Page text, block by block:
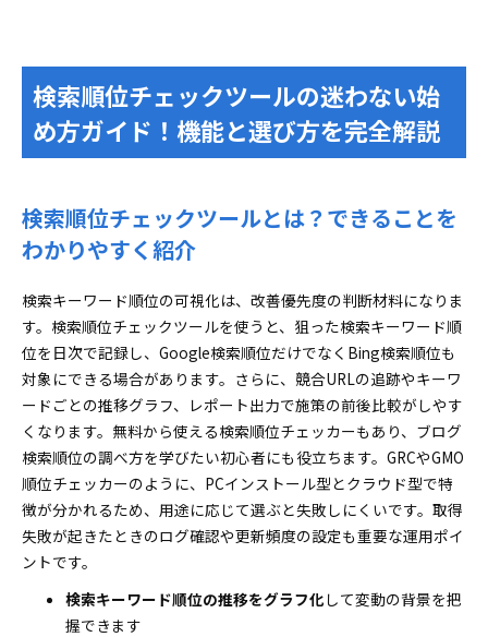
有料SEO順位計測ツールで感じる「これは違
う！」運用メリット
GRCやRankTrackerなど主要検索順位チェックツールを
使い方別で徹底比較！
位チェックツール活用法
大量キーワード＆履歴管理に強い！インストール
Macやクラウドにも対応！検索順位チェックツールの
実践的な使い方セレクション
Macユーザー必見！GRCやその他順位チェックツ
ールを使うための選択肢
MEO順位チェックツールの違いを理解！ローカル対策
とSEO運用をレベルアップ
MEO順位チェッカーの使い方と効果的な検証テク
ニック
通常検索順位計測とMEO順位チェックツールを賢
業種・店舗数ごとに最適化！キーワード設計の基
本テク
検索順位チェックツールの迷わない始
め方ガイド！機能と選び方を完全解説
検索順位チェックツールとは？できることを
わかりやすく紹介
検索キーワード順位の可視化は、改善優先度の判断材料になりま
す。検索順位チェックツールを使うと、狙った検索キーワード順
位を日次で記録し、Google検索順位だけでなくBing検索順位も
対象にできる場合があります。さらに、競合URLの追跡やキーワ
ードごとの推移グラフ、レポート出力で施策の前後比較がしやす
くなります。無料から使える検索順位チェッカーもあり、ブログ
検索順位の調べ方を学びたい初心者にも役立ちます。GRCやGMO
順位チェッカーのように、PCインストール型とクラウド型で特
徴が分かれるため、用途に応じて選ぶと失敗しにくいです。取得
失敗が起きたときのログ確認や更新頻度の設定も重要な運用ポイ
ントです。
検索キーワード順位の推移をグラフ化 して変動の背景を把
握できます